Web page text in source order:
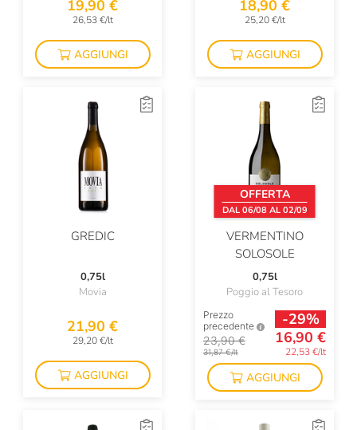
Donna Olimpia
Donnafugata
Drappier
Duca Di Salaparuta
Eataly
Edi Kante
Egly-Ouriet
El Dorado
El Jimador
Elephant Gin
Elio Ottin
19,90 €
26,53 €/lt
AGGIUNGI
18,90 €
25,20 €/lt
AGGIUNGI
GREDIC
0,75l
Movia
21,90 €
29,20 €/lt
AGGIUNGI
OFFERTA
DAL 06/08 AL 02/09
VERMENTINO
SOLOSOLE
0,75l
Poggio al Tesoro
Prezzo
precedente
23,90 €
31,87 €/lt
-29%
16,90 €
22,53 €/lt
AGGIUNGI